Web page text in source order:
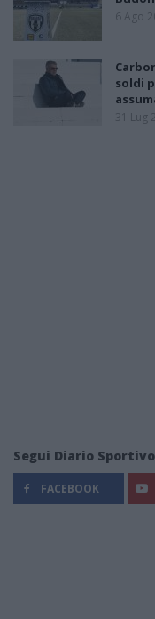
6 Ago
soldi
31 Lug
Segui Diario
FACEBOOK